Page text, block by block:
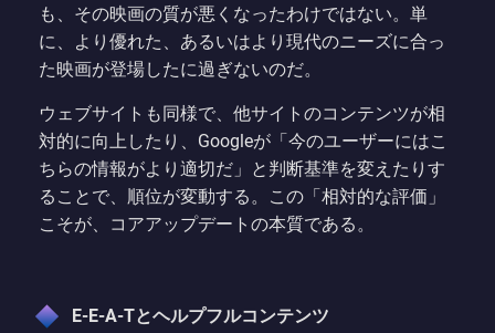
も、その映画の質が悪くなったわけではない。単
に、より優れた、あるいはより現代のニーズに合っ
た映画が登場したに過ぎないのだ。
ウェブサイトも同様で、他サイトのコンテンツが相
対的に向上したり、Googleが「今のユーザーにはこ
ちらの情報がより適切だ」と判断基準を変えたりす
ることで、順位が変動する。この「相対的な評価」
こそが、コアアップデートの本質である。
E-E-A-Tとヘルプフルコンテンツ